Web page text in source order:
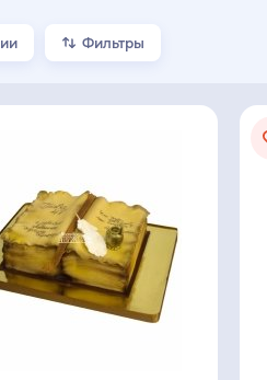
Фильтры